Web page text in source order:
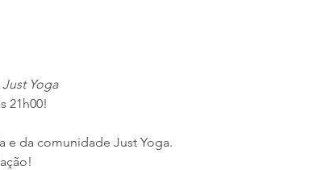
Just Yoga
21h00!
e da comunidade Just Yoga.